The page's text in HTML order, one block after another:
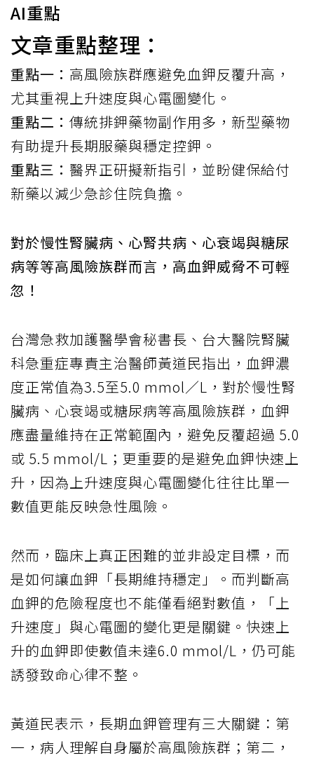
AI重點
文章重點整理：
重點一： 高風險族群應避免血鉀反覆升高，
尤其重視上升速度與心電圖變化。
重點二： 傳統排鉀藥物副作用多，新型藥物
有助提升長期服藥與穩定控鉀。
重點三： 醫界正研擬新指引，並盼健保給付
新藥以減少急診住院負擔。
對於慢性腎臟病、心腎共病、心衰竭與糖尿
病等等高風險族群而言，高血鉀威脅不可輕
忽！
台灣急救加護醫學會秘書長、台大醫院腎臟
科急重症專責主治醫師黃道民指出，血鉀濃
度正常值為3.5至5.0 mmol／L，對於慢性腎
臟病、心衰竭或糖尿病等高風險族群，血鉀
應盡量維持在正常範圍內，避免反覆超過 5.0
或 5.5 mmol/L；更重要的是避免血鉀快速上
升，因為上升速度與心電圖變化往往比單一
數值更能反映急性風險。
然而，臨床上真正困難的並非設定目標，而
是如何讓血鉀「長期維持穩定」。而判斷高
血鉀的危險程度也不能僅看絕對數值，「上
升速度」與心電圖的變化更是關鍵。快速上
升的血鉀即使數值未達6.0 mmol/L，仍可能
誘發致命心律不整。
黃道民表示，長期血鉀管理有三大關鍵：第
一，病人理解自身屬於高風險族群；第二，